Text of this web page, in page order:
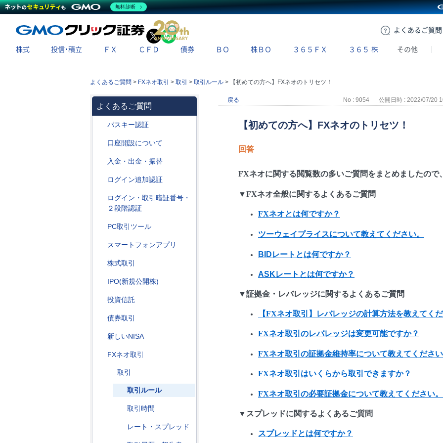
よくある ご質問
X
株式 投信・積立 ＦＸ ＣＦＤ 債券 ＢＯ 株ＢＯ ３６５ＦＸ ３６５ 株 その他
よくあるご質問 > FXネオ取引 > 取引 > 取引ルール > 【初めての方へ】FXネオのトリセツ！
よくあるご質問
パスキー認証
口座開設について
入金・出金・振替
ログイン追加認証
ログイン・取引暗証番号・
２段階認証
PC取引ツール
スマートフォンアプリ
株式取引
IPO(新規公開株)
投資信託
債券取引
新しいNISA
FXネオ取引
取引
取引ルール
取引時間
レート・スプレッド
戻る No : 9054 公開日時 : 2022/07/20
【初めての方へ】FXネオのトリセツ！
回答
FXネオに関する閲覧数の多いご質問をまとめましたので
▼FXネオ全般に関するよくあるご質問
FXネオとは何ですか？
ツーウェイプライスについて教えてください。
BIDレートとは何ですか？
ASKレートとは何ですか？
▼証拠金・レバレッジに関するよくあるご質問
【FXネオ取引】レバレッジの計算方法を教えてくだ
FXネオ取引のレバレッジは変更可能ですか？
FXネオ取引の証拠金維持率について教えてください
FXネオ取引はいくらから取引できますか？
FXネオ取引の必要証拠金について教えてください。
▼スプレッドに関するよくあるご質問
スプレッドとは何ですか？
無料診断